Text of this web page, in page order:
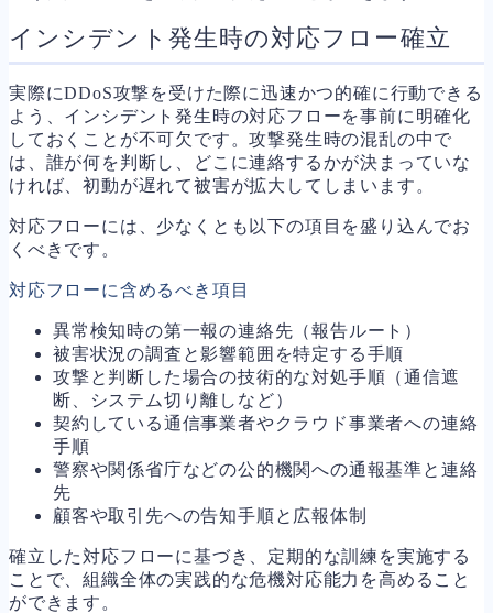
インシデント発生時の対応フロー確立
実際にDDoS攻撃を受けた際に迅速かつ的確に行動できる
よう、インシデント発生時の対応フローを事前に明確化
しておくことが不可欠です。攻撃発生時の混乱の中で
は、誰が何を判断し、どこに連絡するかが決まっていな
ければ、初動が遅れて被害が拡大してしまいます。
対応フローには、少なくとも以下の項目を盛り込んでお
くべきです。
対応フローに含めるべき項目
異常検知時の第一報の連絡先（報告ルート）
被害状況の調査と影響範囲を特定する手順
攻撃と判断した場合の技術的な対処手順（通信遮
断、システム切り離しなど）
契約している通信事業者やクラウド事業者への連絡
手順
警察や関係省庁などの公的機関への通報基準と連絡
先
顧客や取引先への告知手順と広報体制
確立した対応フローに基づき、定期的な訓練を実施する
ことで、組織全体の実践的な危機対応能力を高めること
ができます。